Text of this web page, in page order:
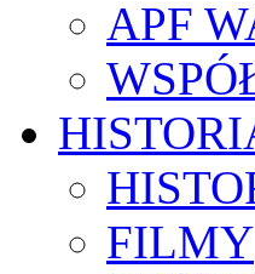
APF
FILMY